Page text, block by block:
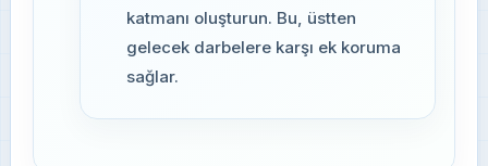
katmanı oluşturun. Bu, üstten
gelecek darbelere karşı ek koruma
sağlar.